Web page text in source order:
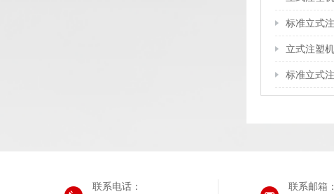
标准立式
立式注塑
标准立式
联系电话：
联系邮箱：